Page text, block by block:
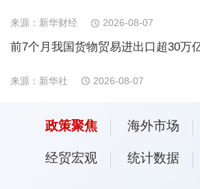
来源：新华财经 2026-08-07
前7个月我国货物贸易进出口超30万
来源：新华社 2026-08-07
政策聚焦 海外市场
经贸宏观 统计数据